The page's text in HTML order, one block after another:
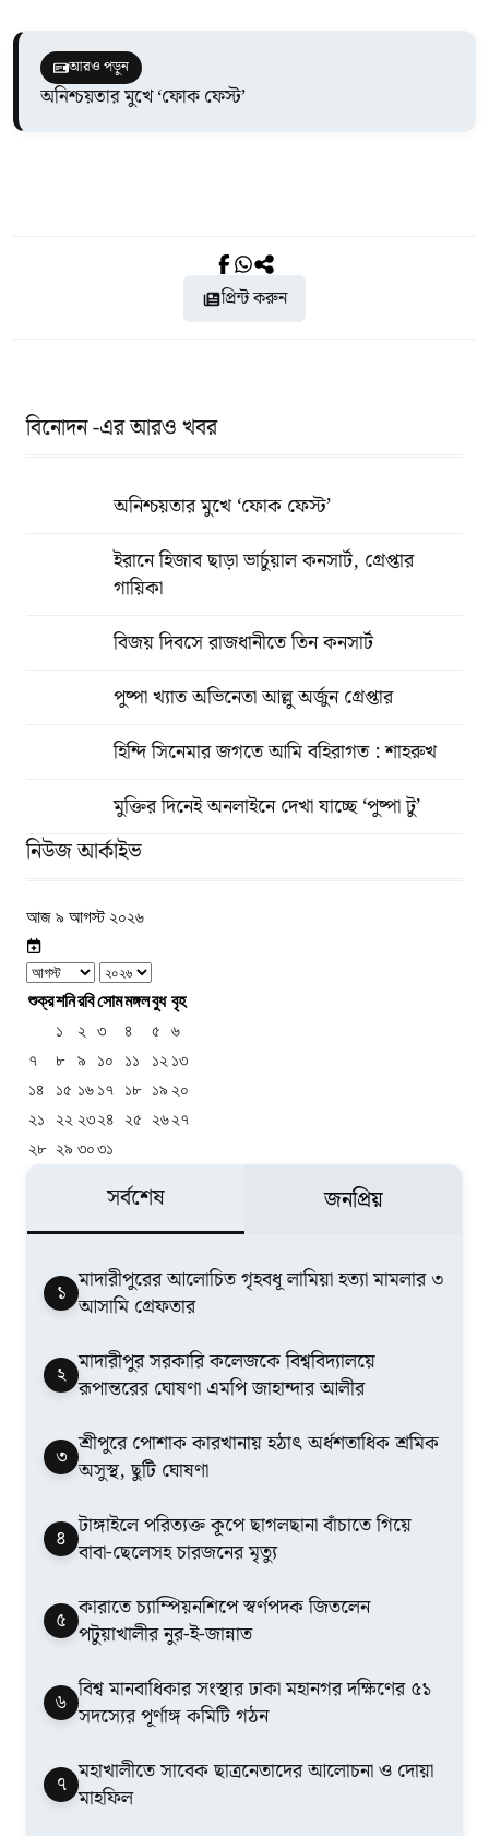
আরও পড়ুন
অনিশ্চয়তার মুখে ‘ফোক ফেস্ট’
প্রিন্ট করুন
বিনোদন -এর আরও খবর
অনিশ্চয়তার মুখে ‘ফোক ফেস্ট’
ইরানে হিজাব ছাড়া ভার্চুয়াল কনসার্ট, গ্রেপ্তার
গায়িকা
বিজয় দিবসে রাজধানীতে তিন কনসার্ট
পুষ্পা খ্যাত অভিনেতা আল্লু অর্জুন গ্রেপ্তার
হিন্দি সিনেমার জগতে আমি বহিরাগত : শাহরুখ
মুক্তির দিনেই অনলাইনে দেখা যাচ্ছে ‘পুষ্পা টু’
নিউজ আর্কাইভ
আজ ৯ আগস্ট ২০২৬
শুক্রশনিরবিসোমমঙ্গলবুধ বৃহ
১
২ ৩ ৪ ৫
৬
৭
৮ ৯ ১০ ১১ ১২ ১৩
১৪
১৫ ১৬ ১৭ ১৮ ১৯ ২০
২১
২২ ২৩২৪ ২৫ ২৬২৭
২৮ ২৯ ৩০৩১
সর্বশেষ জনপ্রিয়
১ মাদারীপুরের আলোচিত গৃহবধূ লামিয়া হত্যা মামলার ৩
আসামি গ্রেফতার
২ মাদারীপুর সরকারি কলেজকে বিশ্ববিদ্যালয়ে
রূপান্তরের ঘোষণা এমপি জাহান্দার আলীর
৩ শ্রীপুরে পোশাক কারখানায় হঠাৎ অর্ধশতাধিক শ্রমিক
অসুস্থ, ছুটি ঘোষণা
৪ টাঙ্গাইলে পরিত্যক্ত কূপে ছাগলছানা বাঁচাতে গিয়ে
বাবা-ছেলেসহ চারজনের মৃত্যু
৫ কারাতে চ্যাম্পিয়নশিপে স্বর্ণপদক জিতলেন
পটুয়াখালীর নুর-ই-জান্নাত
৬ বিশ্ব মানবাধিকার সংস্থার ঢাকা মহানগর দক্ষিণের ৫১
সদস্যের পূর্ণাঙ্গ কমিটি গঠন
৭ মহাখালীতে সাবেক ছাত্রনেতাদের আলোচনা ও দোয়া
মাহফিল